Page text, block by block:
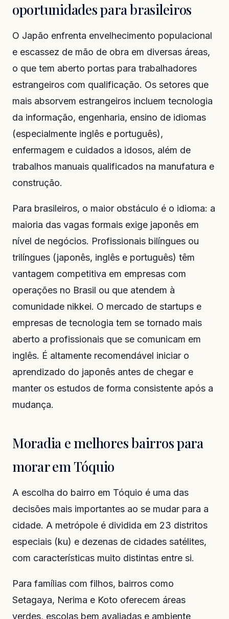
oportunidades para brasileiros
O Japão enfrenta envelhecimento populacional
e escassez de mão de obra em diversas áreas,
o que tem aberto portas para trabalhadores
estrangeiros com qualificação. Os setores que
mais absorvem estrangeiros incluem tecnologia
da informação, engenharia, ensino de idiomas
(especialmente inglês e português),
enfermagem e cuidados a idosos, além de
trabalhos manuais qualificados na manufatura e
construção.
Para brasileiros, o maior obstáculo é o idioma: a
maioria das vagas formais exige japonês em
nível de negócios. Profissionais bilíngues ou
trilíngues (japonês, inglês e português) têm
vantagem competitiva em empresas com
operações no Brasil ou que atendem à
comunidade nikkei. O mercado de startups e
empresas de tecnologia tem se tornado mais
aberto a profissionais que se comunicam em
inglês. É altamente recomendável iniciar o
aprendizado do japonês antes de chegar e
manter os estudos de forma consistente após a
mudança.
Moradia e melhores bairros para
morar em Tóquio
A escolha do bairro em Tóquio é uma das
decisões mais importantes ao se mudar para a
cidade. A metrópole é dividida em 23 distritos
especiais (ku) e dezenas de cidades satélites,
com características muito distintas entre si.
Para famílias com filhos, bairros como
Setagaya, Nerima e Koto oferecem áreas
verdes, escolas bem avaliadas e ambiente